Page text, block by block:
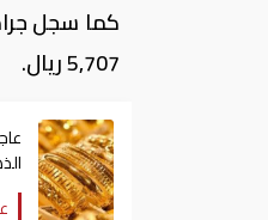
5,707 ريال.